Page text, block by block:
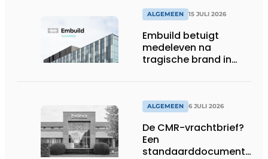
ALGEMEEN 15 JULI 2026
Embuild betuigt
medeleven na
tragische brand in
ALGEMEEN 6 JULI 2026
De CMR-vrachtbrief?
Een
standaarddocument